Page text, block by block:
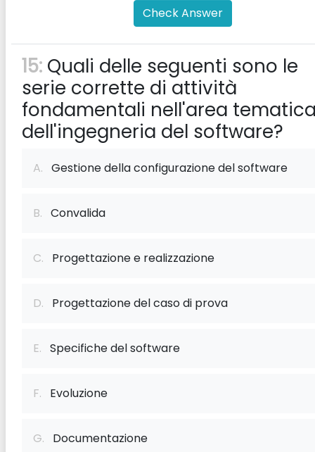
Check Answer
15: Quali delle seguenti sono le
serie corrette di attività
fondamentali nell'area
dell'ingegneria del software?
A. Gestione della configurazione del software
B. Convalida
C. Progettazione e realizzazione
D. Progettazione del caso di prova
E. Specifiche del software
F. Evoluzione
G. Documentazione